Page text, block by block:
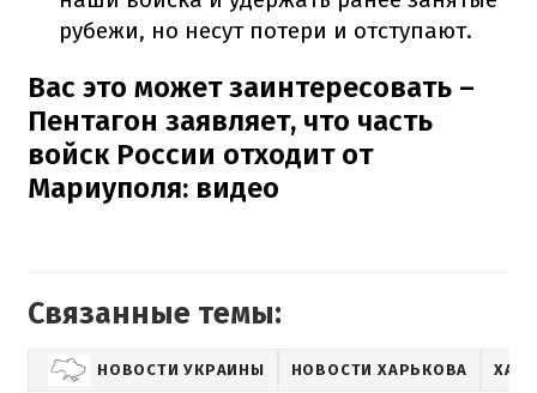
рубежи, но несут потери и отступают.
Вас это может заинтересовать –
Пентагон заявляет, что часть
войск России отходит от
Мариуполя: видео
Связанные темы:
НОВОСТИ УКРАИНЫ НОВОСТИ ХАРЬКОВА